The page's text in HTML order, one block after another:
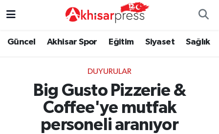
Güncel Akhisar Spor Eğitim Siyaset Sağlık
DUYURULAR
Big Gusto Pizzerie &
Coffee'ye mutfak
personeli aranıyor
Güncel
Eğitim
Siyaset
Magazin
Duyurular
Tarım-Gıda
Güncel
Siyaset
Akhisar Spor
Manisa Nöbetçi Eczaneler
Manisa Namaz Vakitleri
Manisa Trafik Yoğunluk Haritası